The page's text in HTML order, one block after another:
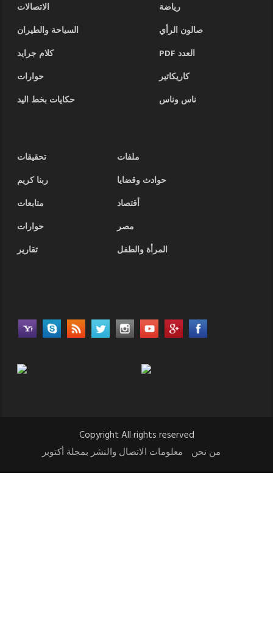
رياضة
الاتصالات
صالون الرأي
السياحة والطيران
العدد PDF
كلام جرايد
كاريكاتير
حوارات
ناس وناس
حكايات بخط اليد
ملفات
تحقيقات
حوادث وقضايا
ربنا كريم
أقتصاد
متابعات
مصر
حوارات
المرأة والطفل
تقارير
Copyright All rights reserved
من نحن
معلومات الاتصال والنشر بمجلة أكتوبر